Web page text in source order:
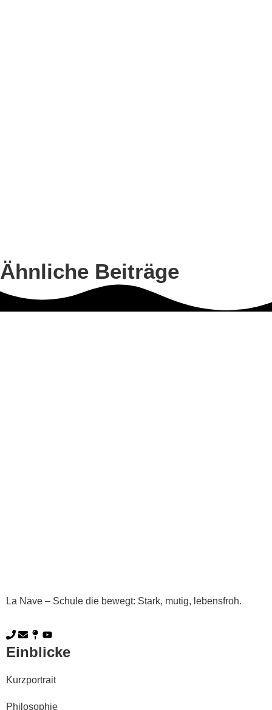
Ähnliche Beiträge
La Nave – Schule die bewegt: Stark, mutig, lebensfroh.
Einblicke
Kurzportrait
Philosophie